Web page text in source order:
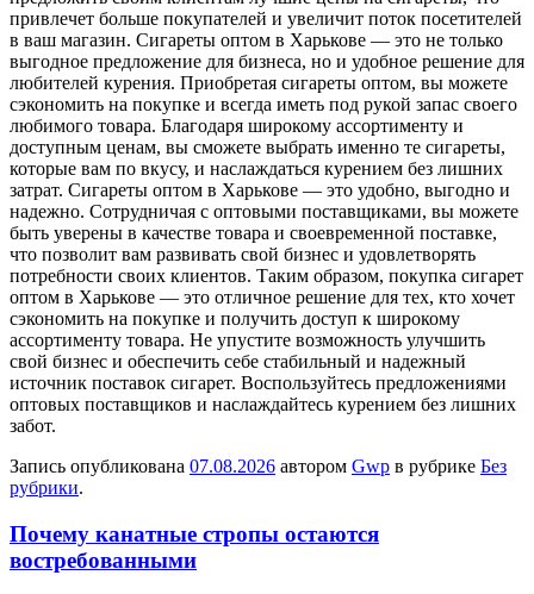
привлечет больше покупателей и увеличит поток посетителей
в ваш магазин. Сигареты оптом в Харькове — это не только
выгодное предложение для бизнеса, но и удобное решение для
любителей курения. Приобретая сигареты оптом, вы можете
сэкономить на покупке и всегда иметь под рукой запас своего
любимого товара. Благодаря широкому ассортименту и
доступным ценам, вы сможете выбрать именно те сигареты,
которые вам по вкусу, и наслаждаться курением без лишних
затрат. Сигареты оптом в Харькове — это удобно, выгодно и
надежно. Сотрудничая с оптовыми поставщиками, вы можете
быть уверены в качестве товара и своевременной поставке,
что позволит вам развивать свой бизнес и удовлетворять
потребности своих клиентов. Таким образом, покупка сигарет
оптом в Харькове — это отличное решение для тех, кто хочет
сэкономить на покупке и получить доступ к широкому
ассортименту товара. Не упустите возможность улучшить
свой бизнес и обеспечить себе стабильный и надежный
источник поставок сигарет. Воспользуйтесь предложениями
оптовых поставщиков и наслаждайтесь курением без лишних
забот.
Запись опубликована 07.08.2026 автором Gwp в рубрике Без
рубрики.
Почему канатные стропы остаются
востребованными